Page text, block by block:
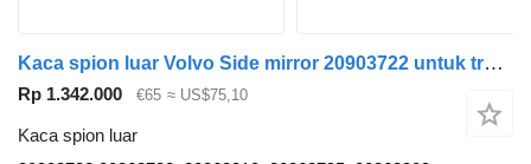
Kaca spion luar Volvo Side mirror 20903722 untuk tractor head Volvo FE280
Rp 1.342.000 €65 ≈ US$75,10
Kaca spion luar